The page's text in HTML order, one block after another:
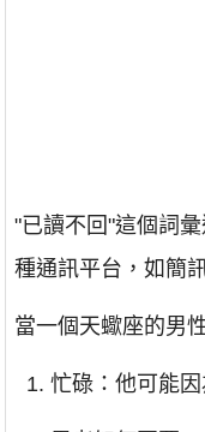
"已讀不回"這個詞
種通訊平台，如簡
當一個天蠍座的男
忙碌：他可能